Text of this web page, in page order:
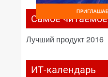
Самое читаемое
Лучший продукт 2016
ИТ-календарь